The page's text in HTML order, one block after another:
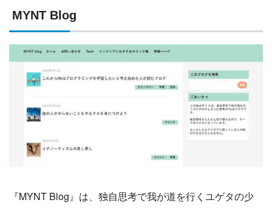
MYNT Blog
『MYNT Blog』は、独自思考で我が道を行くユゲタの少